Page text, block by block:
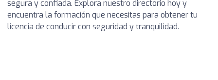
segura y confiada. Explora nuestro directorio hoy y
encuentra la formación que necesitas para obtener tu
licencia de conducir con seguridad y tranquilidad.